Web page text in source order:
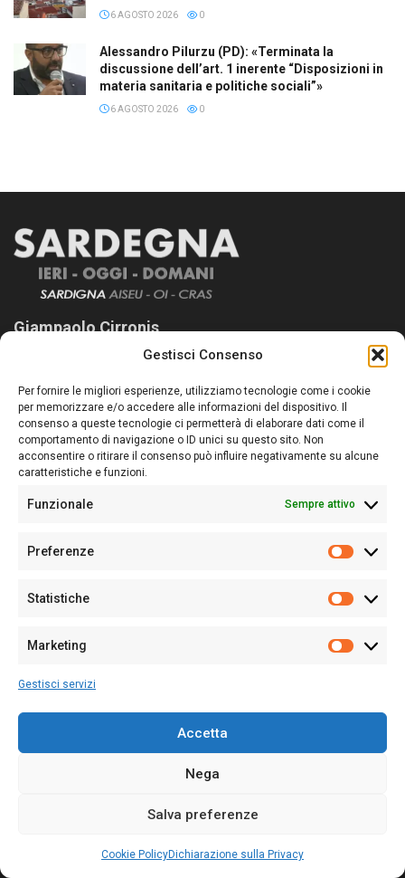
Gestisci Consenso
Per fornire le migliori esperienze, utilizziamo tecnologie come i cookie
per memorizzare e/o accedere alle informazioni del dispositivo. Il
consenso a queste tecnologie ci permetterà di elaborare dati come il
comportamento di navigazione o ID unici su questo sito. Non
acconsentire o ritirare il consenso può influire negativamente su alcune
caratteristiche e funzioni.
Funzionale Sempre attivo
Preferenze
Statistiche
Marketing
Gestisci servizi
Accetta
Nega
Salva preferenze
Cookie PolicyDichiarazione sulla Privacy
6 AGOSTO 2026 0
Alessandro Pilurzu (PD): «Terminata la
discussione dell’art. 1 inerente “Disposizioni in
materia sanitaria e politiche sociali”»
6 AGOSTO 2026 0
Giampaolo Cirronis
Sardegna Ieri-Oggi-Domani nasce per informare “liberamente” i
lettori su quanto accade in Sardegna, con un occhio rivolto al
nostro passato e, soprattutto, al nostro futuro
Follow Us
Sede:Via Cristoforo Colombo 09013 Carbonia
Partita IVA02270380922
128/2020 del 10/02/2020
Per la Pubblicità:
Sardegna Ieri-Oggi-Domani- Tutti i diritti sono riservati -